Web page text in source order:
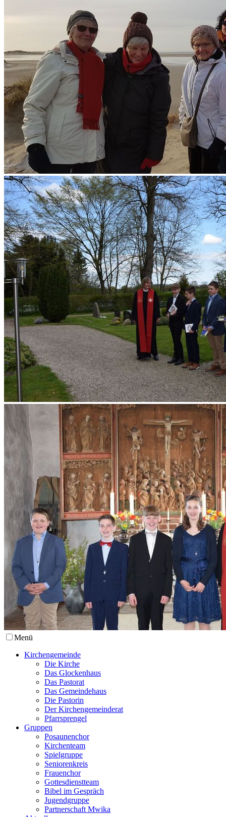
Menü
Kirchengemeinde
Die Kirche
Das Glockenhaus
Das Pastorat
Das Gemeindehaus
Die Pastorin
Der Kirchengemeinderat
Pfarrsprengel
Gruppen
Posaunenchor
Kirchenteam
Spielgruppe
Seniorenkreis
Frauenchor
Gottesdienstteam
Bibel im Gespräch
Jugendgruppe
Partnerschaft Mwika